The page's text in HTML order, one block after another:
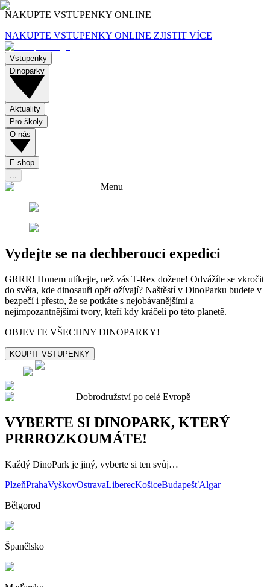
NAKUPTE VSTUPENKY ONLINE
NAKUPTE VSTUPENKY ONLINE ZJISTIT VÍCE
Vstupenky
Dinoparky
Aktuality
Pro školy
O nás
E-shop
Menu
Vydejte se na dechberoucí expedici
GRRR! Honem utíkejte, než vás T-Rex dožene! Odvážíte se vkročit
do světa, kde dinosauři opět ožívají? Naštěstí v DinoParku budete v
bezpečí i přesto, že se potkáte s nejobávanějšími a
nejimpozantnějšími tvory, kteří kdy kráčeli po této planetě.
OBJEVTE VŠECHNY DINOPARKY!
KOUPIT VSTUPENKY
Dobrodružství po celé Evropě
VYBERTE SI DINOPARK, KTERÝ
PRRROZKOUMÁTE!
Každý DinoPark je jiný, vyberte si ten svůj…
PlzeňPrahaVyškovOstravaLiberecKošiceBudapešťAlgar
Bělgorod
Španělsko